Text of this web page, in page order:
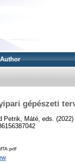
gépészeti
Petrik, Máté , eds. (2022)